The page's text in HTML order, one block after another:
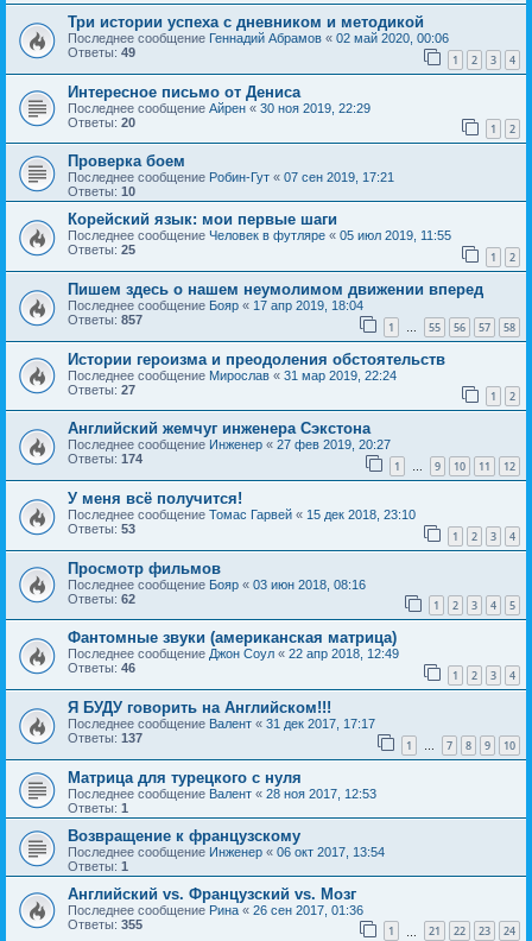
Три истории успеха с дневником и методикой
Последнее сообщение Геннадий Абрамов « 02 май 2020, 00:06
Ответы: 49 1 2 3 4
Интересное письмо от Дениса
Последнее сообщение Айрен « 30 ноя 2019, 22:29
Ответы: 20 1 2
Проверка боем
Последнее сообщение Робин-Гут « 07 сен 2019, 17:21
Ответы: 10
Корейский язык: мои первые шаги
Последнее сообщение Человек в футляре « 05 июл 2019, 11:55
Ответы: 25 1 2
Пишем здесь о нашем неумолимом движении вперед
Последнее сообщение Бояр « 17 апр 2019, 18:04
Ответы: 857 1 … 55 56 57 58
Истории героизма и преодоления обстоятельств
Последнее сообщение Мирослав « 31 мар 2019, 22:24
Ответы: 27 1 2
Английский жемчуг инженера Сэкстона
Последнее сообщение Инженер « 27 фев 2019, 20:27
Ответы: 174 1 … 9 10 11 12
У меня всё получится!
Последнее сообщение Томас Гарвей « 15 дек 2018, 23:10
Ответы: 53 1 2 3 4
Просмотр фильмов
Последнее сообщение Бояр « 03 июн 2018, 08:16
Ответы: 62 1 2 3 4 5
Фантомные звуки (американская матрица)
Последнее сообщение Джон Соул « 22 апр 2018, 12:49
Ответы: 46 1 2 3 4
Я БУДУ говорить на Английском!!!
Последнее сообщение Валент « 31 дек 2017, 17:17
Ответы: 137 1 7 8 9 10
Матрица для турецкого с нуля
Последнее сообщение Валент « 28 ноя 2017, 12:53
Ответы: 1
Возвращение к французскому
Последнее сообщение Инженер « 06 окт 2017, 13:54
Ответы: 1
Английский vs. Французский vs. Мозг
Последнее сообщение Рина « 26 сен 2017, 01:36
Ответы: 355 1 21 22 23 24